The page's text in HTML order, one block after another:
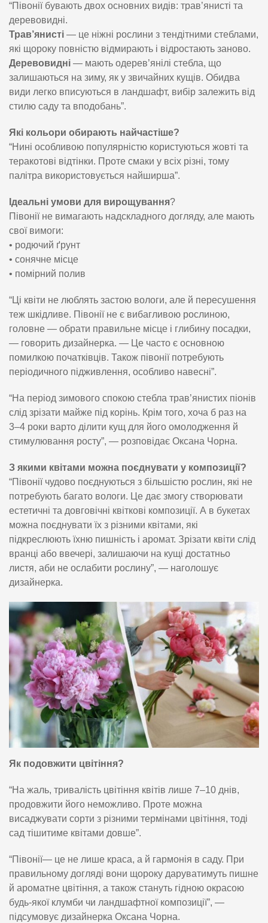
“Півонії бувають двох основних видів: трав’янисті та
деревовидні.
Трав’янисті — це ніжні рослини з тендітними стеблами,
які щороку повністю відмирають і відростають заново.
Деревовидні — мають одерев’янілі стебла, що
залишаються на зиму, як у звичайних кущів. Обидва
види легко вписуються в ландшафт, вибір залежить від
стилю саду та вподобань”.
Які кольори обирають найчастіше?
“Нині особливою популярністю користуються жовті та
теракотові відтінки. Проте смаки у всіх різні, тому
палітра використовується найширша”.
Ідеальні умови для вирощування?
Півонії не вимагають надскладного догляду, але мають
свої вимоги:
• родючий ґрунт
• сонячне місце
• помірний полив
“Ці квіти не люблять застою вологи, але й пересушення
теж шкідливе. Півонії не є вибагливою рослиною,
головне — обрати правильне місце і глибину посадки,
— говорить дизайнерка. — Це часто є основною
помилкою початківців. Також півонії потребують
періодичного підживлення, особливо навесні”.
“На період зимового спокою стебла трав’янистих піонів
слід зрізати майже під корінь. Крім того, хоча б раз на
3–4 роки варто ділити кущ для його омолодження й
стимулювання росту”, — розповідає Оксана Чорна.
З якими квітами можна поєднувати у композиції?
“Півонії чудово поєднуються з більшістю рослин, які не
потребують багато вологи. Це дає змогу створювати
естетичні та довговічні квіткові композиції. А в букетах
можна поєднувати їх з різними квітами, які
підкреслюють їхню пишність і аромат. Зрізати квіти слід
вранці або ввечері, залишаючи на кущі достатньо
листя, аби не ослабити рослину”, — наголошує
дизайнерка.
Як подовжити цвітіння?
“На жаль, тривалість цвітіння квітів лише 7–10 днів,
продовжити його неможливо. Проте можна
висаджувати сорти з різними термінами цвітіння, тоді
сад тішитиме квітами довше”.
“Півонії— це не лише краса, а й гармонія в саду. При
правильному догляді вони щороку даруватимуть пишне
й ароматне цвітіння, а також стануть гідною окрасою
будь-якої клумби чи ландшафтної композиції”, —
підсумовує дизайнерка Оксана Чорна.